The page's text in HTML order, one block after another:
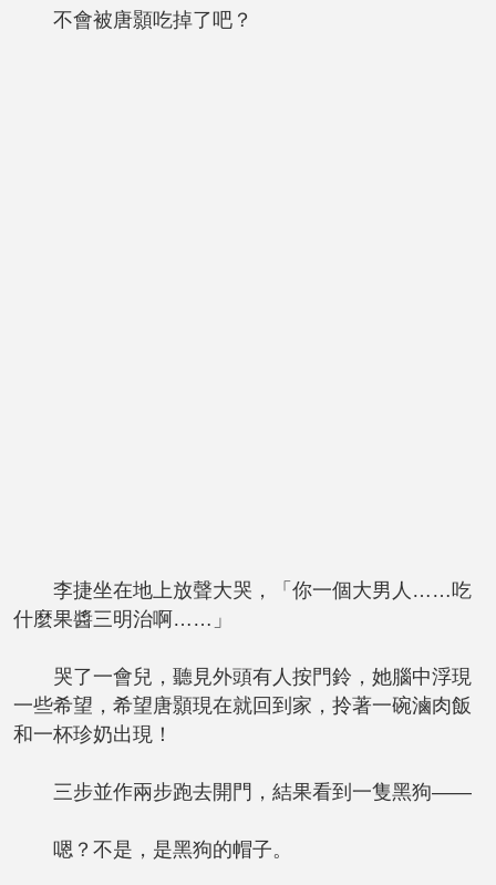
不會被唐顥吃掉了吧？
李捷坐在地上放聲大哭，「你一個大男人……吃
什麼果醬三明治啊……」
哭了一會兒，聽見外頭有人按門鈴，她腦中浮現
一些希望，希望唐顥現在就回到家，拎著一碗滷肉飯
和一杯珍奶出現！
三步並作兩步跑去開門，結果看到一隻黑狗——
嗯？不是，是黑狗的帽子。